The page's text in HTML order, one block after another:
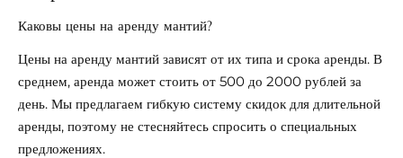
Каковы цены на аренду мантий?
Цены на аренду мантий зависят от их типа и срока аренды. В
среднем, аренда может стоить от 500 до 2000 рублей за
день. Мы предлагаем гибкую систему скидок для длительной
аренды, поэтому не стесняйтесь спросить о специальных
предложениях.